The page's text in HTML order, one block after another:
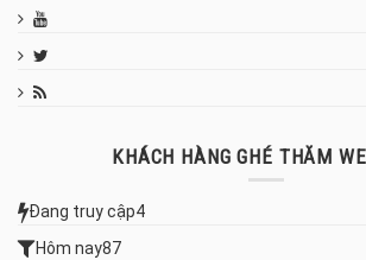
KHÁCH HÀNG GHÉ THĂM
Đang truy cập4
Hôm nay87